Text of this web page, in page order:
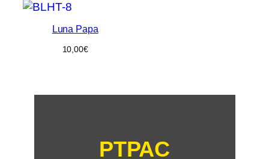
Luna Papa
10,00€
PTPAC